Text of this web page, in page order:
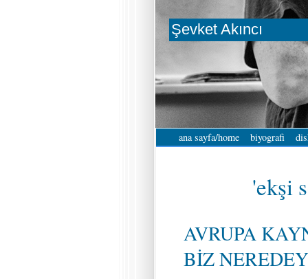
Şevket Akıncı
ana sayfa/home biyografi
'ekşi
AVRUPA
BİZ